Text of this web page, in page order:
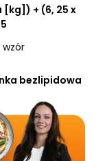
[kg]) + (6, 25 x
wzór
bezlipidowa